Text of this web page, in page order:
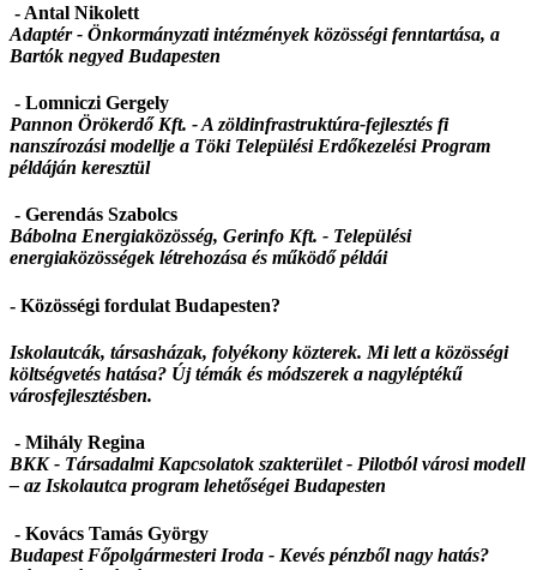
- Antal Nikolett
Adaptér - Önkormányzati intézmények közösségi fenntartása, a
Bartók negyed Budapesten
- Lomniczi Gergely
Pannon Örökerdő Kft. -A zöldinfrastruktúra-fejlesztés fi
nanszírozási modellje a Töki Települési Erdőkezelési Program
példáján keresztül
- Gerendás Szabolcs
Bábolna Energiaközösség, Gerinfo Kft. - Települési
energiaközösségek létrehozása és működő példái
- Közösségi fordulat Budapesten?
Iskolautcák, társasházak, folyékony közterek. Mi lett a közösségi
költségvetés hatása? Új témák és módszerek a nagyléptékű
városfejlesztésben.
- Mihály Regina
BKK - Társadalmi Kapcsolatok szakterület - Pilotból városi modell
– az Iskolautca program lehetőségei Budapesten
- Kovács Tamás György
Budapest Főpolgármesteri Iroda - Kevés pénzből nagy hatás?